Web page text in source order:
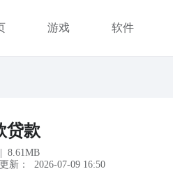
游戏 软件
贷款
| 8.61MB
更新：
2026-07-09 16:50